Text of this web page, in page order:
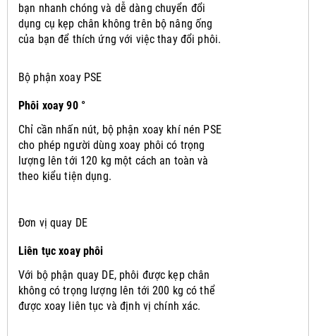
bạn nhanh chóng và dễ dàng chuyển đổi
dụng cụ kẹp chân không trên bộ nâng ống
của bạn để thích ứng với việc thay đổi phôi.
Bộ phận xoay PSE
Phôi xoay 90 °
Chỉ cần nhấn nút, bộ phận xoay khí nén PSE
cho phép người dùng xoay phôi có trọng
lượng lên tới 120 kg một cách an toàn và
theo kiểu tiện dụng.
Đơn vị quay DE
Liên tục xoay phôi
Với bộ phận quay DE, phôi được kẹp chân
không có trọng lượng lên tới 200 kg có thể
được xoay liên tục và định vị chính xác.